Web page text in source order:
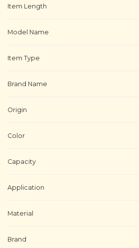
Item Length
Model Name
Item Type
Brand Name
Origin
Color
Capacity
Application
Material
Brand